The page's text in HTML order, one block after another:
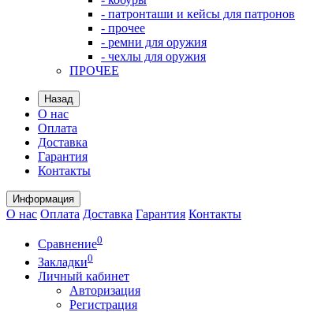
- патронташи и кейсы для патронов
- прочее
- ремни для оружия
- чехлы для оружия
ПРОЧЕЕ
Назад
О нас
Оплата
Доставка
Гарантия
Контакты
Информация
О нас Оплата Доставка Гарантия Контакты
Сравнение0
Закладки0
Личный кабинет
Авторизация
Регистрация